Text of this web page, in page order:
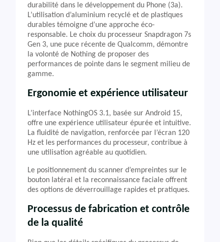
durabilité dans le développement du Phone (3a).
L’utilisation d’aluminium recyclé et de plastiques
durables témoigne d’une approche éco-
responsable. Le choix du processeur Snapdragon 7s
Gen 3, une puce récente de Qualcomm, démontre
la volonté de Nothing de proposer des
performances de pointe dans le segment milieu de
gamme.
Ergonomie et expérience utilisateur
L’interface NothingOS 3.1, basée sur Android 15,
offre une expérience utilisateur épurée et intuitive.
La fluidité de navigation, renforcée par l’écran 120
Hz et les performances du processeur, contribue à
une utilisation agréable au quotidien.
Le positionnement du scanner d’empreintes sur le
bouton latéral et la reconnaissance faciale offrent
des options de déverrouillage rapides et pratiques.
Processus de fabrication et contrôle
de la qualité